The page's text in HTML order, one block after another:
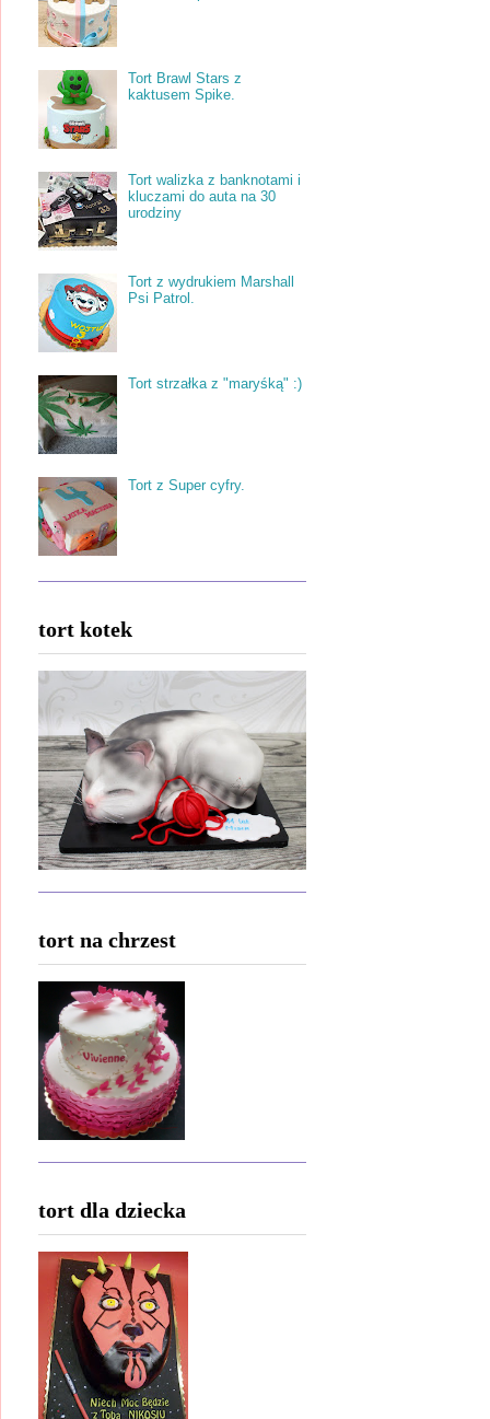
Tort Brawl Stars z
kaktusem Spike.
Tort walizka z banknotami i
kluczami do auta na 30
urodziny
Tort z wydrukiem Marshall
Psi Patrol.
Tort strzałka z "maryśką" :)
Tort z Super cyfry.
tort kotek
tort na chrzest
tort dla dziecka